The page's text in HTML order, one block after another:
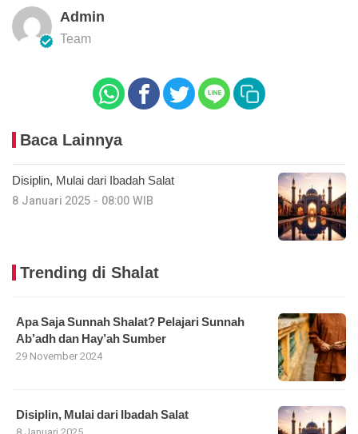
Admin
Team
Baca Lainnya
Disiplin, Mulai dari Ibadah Salat
8 Januari 2025 - 08:00 WIB
Trending di Shalat
Apa Saja Sunnah Shalat? Pelajari Sunnah
Ab’adh dan Hay’ah Sumber
29 November 2024
Disiplin, Mulai dari Ibadah Salat